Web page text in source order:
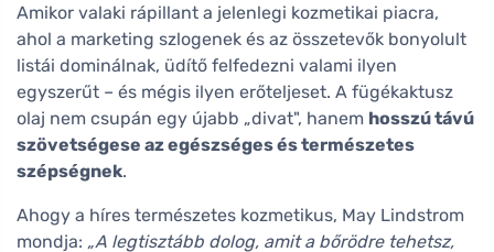
Amikor valaki rápillant a jelenlegi kozmetikai piacra,
ahol a marketing szlogenek és az összetevők bonyolult
listái dominálnak, üdítő felfedezni valami ilyen
egyszerűt – és mégis ilyen erőteljeset. A fügékaktusz
olaj nem csupán egy újabb „divat", hanem hosszú távú
szövetségese az egészséges és természetes
szépségnek.
Ahogy a híres természetes kozmetikus, May Lindstrom
mondja: „A legtisztább dolog, amit a bőrödre tehetsz,